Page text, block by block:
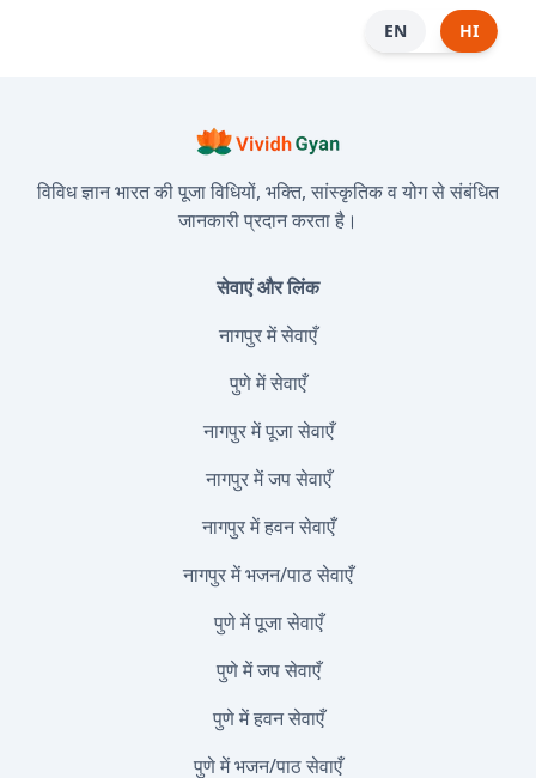
EN
HI
विविध ज्ञान भारत की पूजा विधियों, भक्ति, सांस्कृतिक व योग से संबंधित
जानकारी प्रदान करता है।
सेवाएं और लिंक
नागपुर में सेवाएँ
पुणे में सेवाएँ
नागपुर में पूजा सेवाएँ
नागपुर में जप सेवाएँ
नागपुर में हवन सेवाएँ
नागपुर में भजन/पाठ सेवाएँ
पुणे में पूजा सेवाएँ
पुणे में जप सेवाएँ
पुणे में हवन सेवाएँ
पुणे में भजन/पाठ सेवाएँ